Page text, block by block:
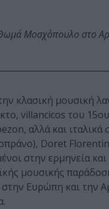
Μοσχόπουλο στο
κλασική μουσική
villancicos του
αλλά και
Doret
στην ερμηνεία
μουσικής
Ευρώπη και την